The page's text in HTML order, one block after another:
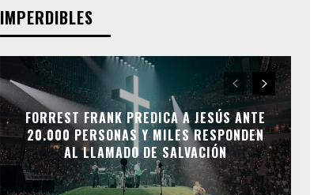
IMPERDIBLES
FORREST FRANK PREDICA A JESÚS ANTE
20.000 PERSONAS Y MILES RESPONDEN
AL LLAMADO DE SALVACIÓN